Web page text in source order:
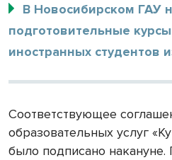
В Новосибирском ГАУ
подготовительные
иностранных студентов
Соответствующее
образовательных услуг
было подписано